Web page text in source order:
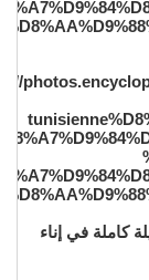
كاملة في إناء